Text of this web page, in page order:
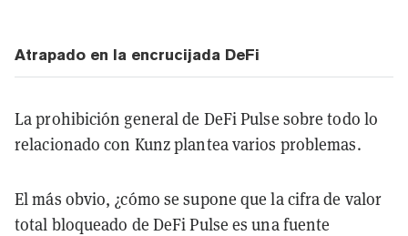
Atrapado en la encrucijada DeFi
La prohibición general de DeFi Pulse sobre todo lo
relacionado con Kunz plantea varios problemas.
El más obvio, ¿cómo se supone que la cifra de valor
total bloqueado de DeFi Pulse es una fuente